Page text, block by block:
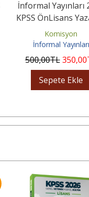
İnformal Yayınları
KPSS ÖnLisans
Karması GY-GK
Komisyon
İnformal Yayınları
500,00TL 350,00
Sepete Ekle